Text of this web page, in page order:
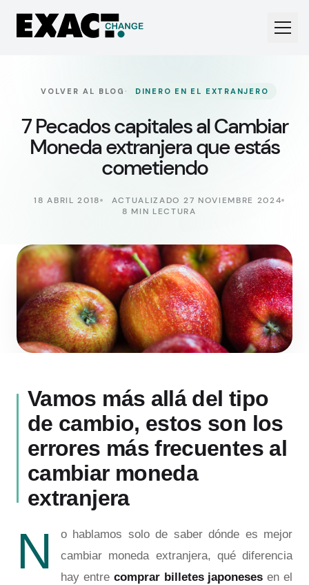
VOLVER AL BLOG · DINERO EN EL EXTRANJERO
7 Pecados capitales al Cambiar
Moneda extranjera que estás
cometiendo
18 ABRIL 2018
ACTUALIZADO 27 NOVIEMBRE 2024
8 MIN LECTURA
Vamos más allá del tipo
de cambio, estos son los
errores más frecuentes al
cambiar moneda
extranjera
N
o hablamos solo de saber dónde es mejor
cambiar moneda extranjera, qué diferencia
hay entre comprar billetes japoneses en el